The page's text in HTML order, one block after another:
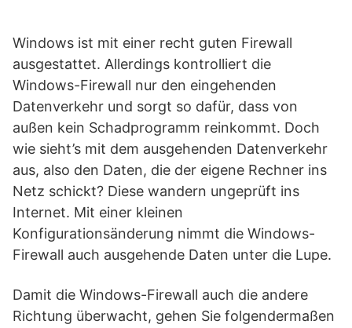
Windows ist mit einer recht guten Firewall
ausgestattet. Allerdings kontrolliert die
Windows-Firewall nur den eingehenden
Datenverkehr und sorgt so dafür, dass von
außen kein Schadprogramm reinkommt. Doch
wie sieht’s mit dem ausgehenden Datenverkehr
aus, also den Daten, die der eigene Rechner ins
Netz schickt? Diese wandern ungeprüft ins
Internet. Mit einer kleinen
Konfigurationsänderung nimmt die Windows-
Firewall auch ausgehende Daten unter die Lupe.
Damit die Windows-Firewall auch die andere
Richtung überwacht, gehen Sie folgendermaßen